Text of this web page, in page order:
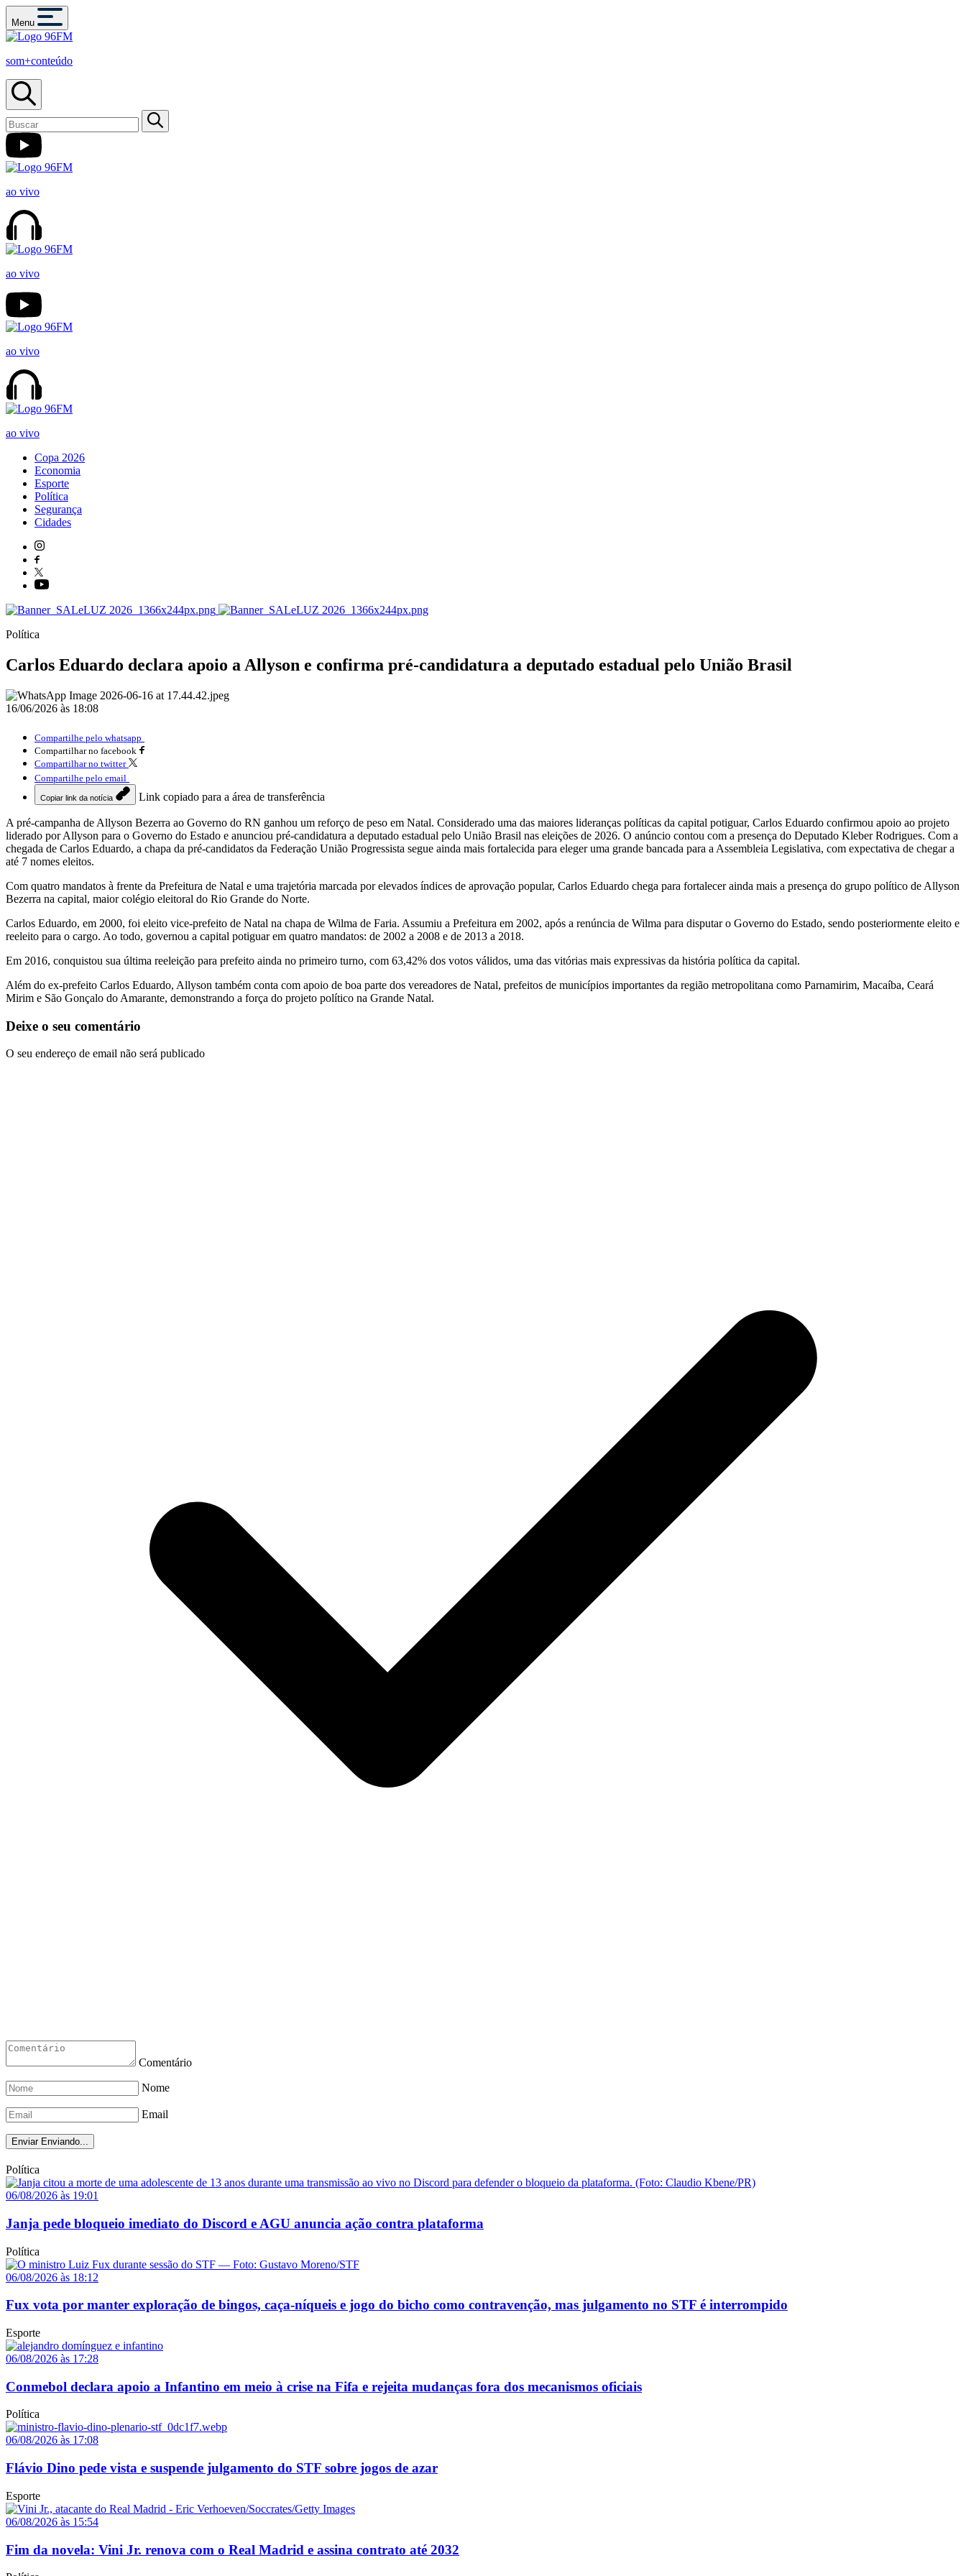
Menu
som+conteúdo
ao vivo
ao vivo
ao vivo
ao vivo
Copa 2026
Economia
Esporte
Política
Segurança
Cidades
Política
Carlos Eduardo declara apoio a Allyson e confirma pré-candidatura a deputado estadual pelo União Brasil
16/06/2026 às 18:08
Compartilhe pelo whatsapp
Compartilhar no facebook
Compartilhar no twitter
Compartilhe pelo email
Copiar link da notícia Link copiado para a área de transferência
A pré-campanha de Allyson Bezerra ao Governo do RN ganhou um reforço de peso em Natal. Considerado uma das maiores lideranças políticas da capital potiguar, Carlos Eduardo confirmou apoio ao projeto
liderado por Allyson para o Governo do Estado e anunciou pré-candidatura a deputado estadual pelo União Brasil nas eleições de 2026. O anúncio contou com a presença do Deputado Kleber Rodrigues. Com a
chegada de Carlos Eduardo, a chapa da pré-candidatos da Federação União Progressista segue ainda mais fortalecida para eleger uma grande bancada para a Assembleia Legislativa, com expectativa de chegar a
até 7 nomes eleitos.
Com quatro mandatos à frente da Prefeitura de Natal e uma trajetória marcada por elevados índices de aprovação popular, Carlos Eduardo chega para fortalecer ainda mais a presença do grupo político de Allyson
Bezerra na capital, maior colégio eleitoral do Rio Grande do Norte.
Carlos Eduardo, em 2000, foi eleito vice-prefeito de Natal na chapa de Wilma de Faria. Assumiu a Prefeitura em 2002, após a renúncia de Wilma para disputar o Governo do Estado, sendo posteriormente eleito e
reeleito para o cargo. Ao todo, governou a capital potiguar em quatro mandatos: de 2002 a 2008 e de 2013 a 2018.
Em 2016, conquistou sua última reeleição para prefeito ainda no primeiro turno, com 63,42% dos votos válidos, uma das vitórias mais expressivas da história política da capital.
Além do ex-prefeito Carlos Eduardo, Allyson também conta com apoio de boa parte dos vereadores de Natal, prefeitos de municípios importantes da região metropolitana como Parnamirim, Macaíba, Ceará
Mirim e São Gonçalo do Amarante, demonstrando a força do projeto político na Grande Natal.
Deixe o seu comentário
O seu endereço de email não será publicado
Comentário
Nome
Email
Enviar Enviando...
Política
06/08/2026 às 19:01
Janja pede bloqueio imediato do Discord e AGU anuncia ação contra plataforma
Política
06/08/2026 às 18:12
Fux vota por manter exploração de bingos, caça-níqueis e jogo do bicho como contravenção, mas julgamento no STF é interrompido
Esporte
06/08/2026 às 17:28
Conmebol declara apoio a Infantino em meio à crise na Fifa e rejeita mudanças fora dos mecanismos oficiais
Política
06/08/2026 às 17:08
Flávio Dino pede vista e suspende julgamento do STF sobre jogos de azar
Esporte
06/08/2026 às 15:54
Fim da novela: Vini Jr. renova com o Real Madrid e assina contrato até 2032